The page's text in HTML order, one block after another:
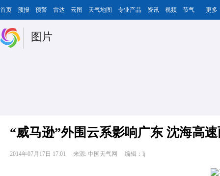
首页 预报 预警 雷达 云图 天气地图 专业产品 资讯 视频 节气 更多
图片
“威马逊”外围云系影响广东 沈海高
2014年07月17日 17:01 来源: 中国天气网 编辑：lj